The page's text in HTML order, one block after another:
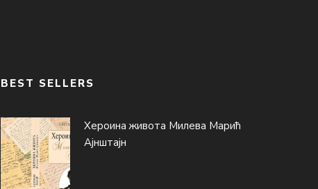
BEST SELLERS
Хероина живота Милева Марић
Ајнштајн